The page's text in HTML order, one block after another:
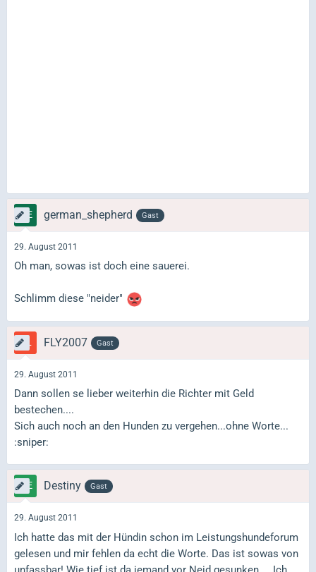
german_shepherd Gast
29. August 2011
Oh man, sowas ist doch eine sauerei.
Schlimm diese "neider"
FLY2007 Gast
29. August 2011
Dann sollen se lieber weiterhin die Richter mit Geld
bestechen....
Sich auch noch an den Hunden zu vergehen...ohne Worte...
:sniper:
Destiny Gast
29. August 2011
Ich hatte das mit der Hündin schon im Leistungshundeforum
gelesen und mir fehlen da echt die Worte. Das ist sowas von